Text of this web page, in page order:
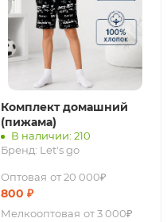
Комплект домашний
(пижама)
В наличии: 210
Бренд: Let's go
Оптовая от 20 000₽
800 ₽
Мелкооптовая от 3 000₽